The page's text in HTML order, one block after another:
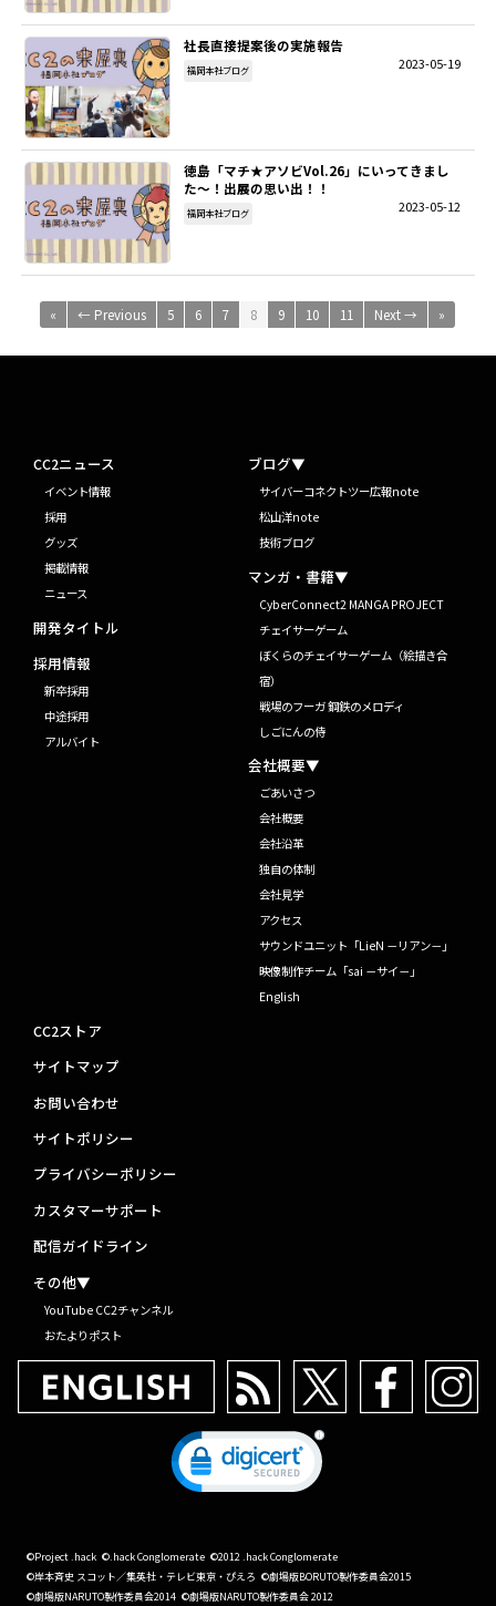
社長直接提案後の実施報告
2023-05-19
福岡本社ブログ
徳島「マチ★アソビVol.26」にいってきまし
た～！出展の思い出！！
2023-05-12
福岡本社ブログ
« ← Previous 5 6 7 8 9 10 11 Next → »
CC2ニュース
イベント情報
採用
グッズ
掲載情報
ニュース
開発タイトル
採用情報
新卒採用
中途採用
アルバイト
ブログ▼
サイバーコネクトツー広報note
松山洋note
技術ブログ
マンガ・書籍▼
CyberConnect2 MANGA PROJECT
チェイサーゲーム
ぼくらのチェイサーゲーム（絵描き合
宿）
戦場のフーガ 鋼鉄のメロディ
しごにんの侍
会社概要▼
ごあいさつ
会社概要
会社沿革
独自の体制
会社見学
アクセス
サウンドユニット「LieN －リアン－」
映像制作チーム「sai －サイ－」
English
CC2ストア
サイトマップ
お問い合わせ
サイトポリシー
プライバシーポリシー
カスタマーサポート
配信ガイドライン
その他▼
YouTube CC2チャンネル
おたよりポスト
©Project .hack ©.hack Conglomerate ©2012 .hack Conglomerate
©岸本斉史 スコット／集英社・テレビ東京・ぴえろ ©劇場版BORUTO製作委員会2015
©劇場版NARUTO製作委員会2014 ©劇場版NARUTO製作委員会 2012